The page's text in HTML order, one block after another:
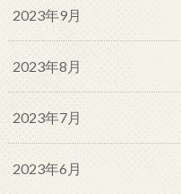
2023年9月
2023年8月
2023年7月
2023年6月